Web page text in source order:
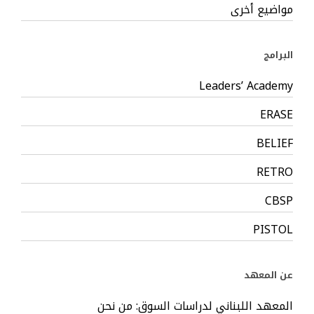
مواضيع أخرى
البرامج
Leaders’ Academy
ERASE
BELIEF
RETRO
CBSP
PISTOL
عن المعهد
المعهد اللبناني لدراسات السوق: من نحن